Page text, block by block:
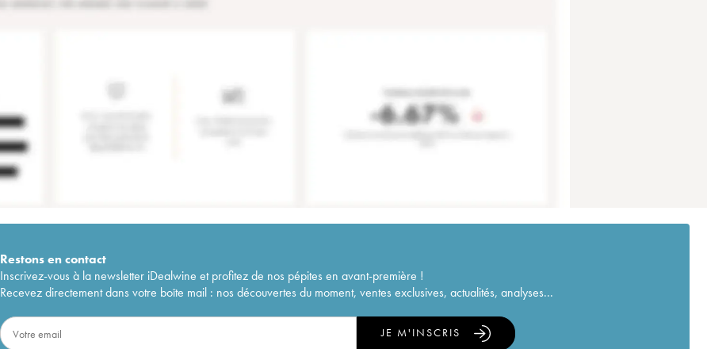
Restons encontact
Inscrivez-vous à la newsletter iDealwine et profitez de nos pépites en avant-première !
Recevez directement dans votre boîte mail : nos découvertes du moment, ventes exclusives, actualités, analyses...
JE M'INSCRIS